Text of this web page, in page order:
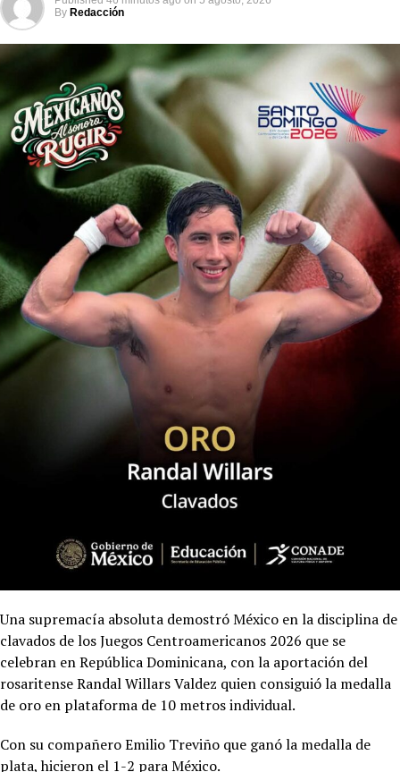
By Redacción
Una supremacía absoluta demostró México en la disciplina de
clavados de los Juegos Centroamericanos 2026 que se
celebran en República Dominicana, con la aportación del
rosaritense Randal Willars Valdez quien consiguió la medalla
de oro en plataforma de 10 metros individual.
Con su compañero Emilio Treviño que ganó la medalla de
plata, hicieron el 1-2 para México.